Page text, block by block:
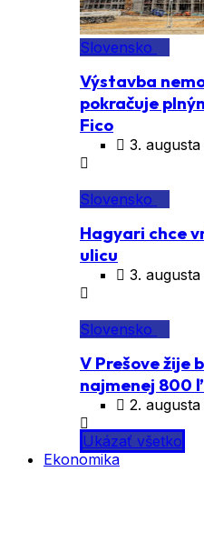
Slovensko
Výstavba
pokračuje
Fico
3.
Slovensko
Hagyari chce
ulicu
3.
Slovensko
V Prešove žije
najmenej 800
2.
Ukázať všetko
Ekonomika